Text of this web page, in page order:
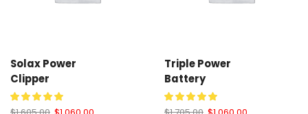
Solax Power
Clipper
Triple Power
Battery